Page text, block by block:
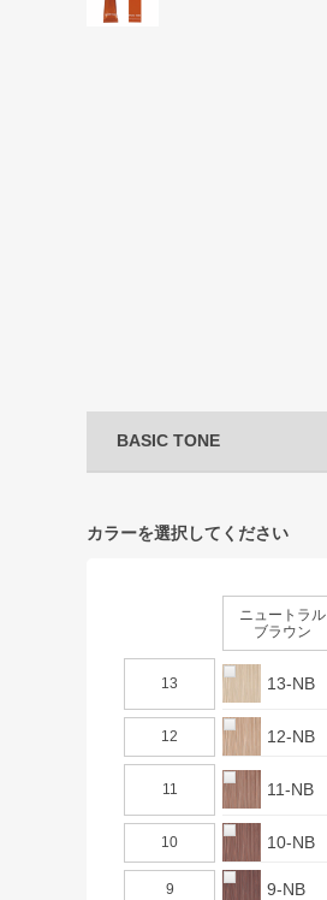
BASIC TONE
カラーを選択してください
ニュートラル
ブラウン
13 13-NB
12 12-NB
11 11-NB
10 10-NB
9 9-NB